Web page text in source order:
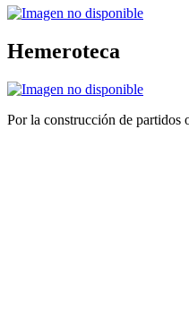
Hemeroteca
Por la construcción de partidos